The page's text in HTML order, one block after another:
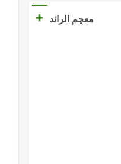
معجم الرائد +